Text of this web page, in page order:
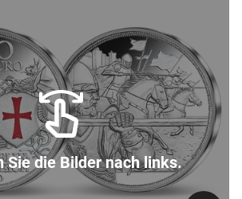
Sie die Bilder nach links.